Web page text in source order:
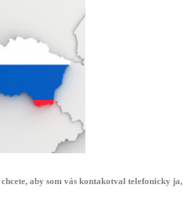
aby som vás kontakotval telefonicky ja,